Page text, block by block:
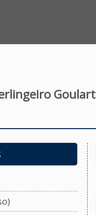
Goulart